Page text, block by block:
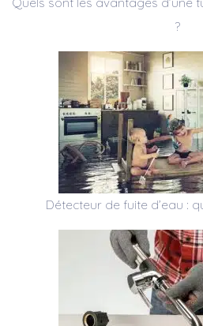
Quels sont les avantages d’une
?
Détecteur de fuite d’eau :